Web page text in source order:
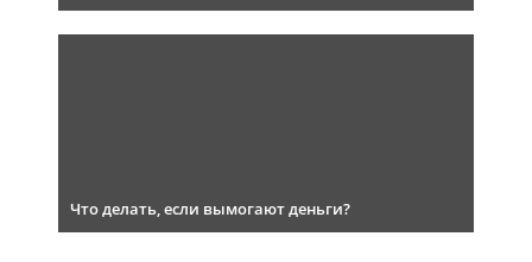
Что делать, если вымогают деньги?